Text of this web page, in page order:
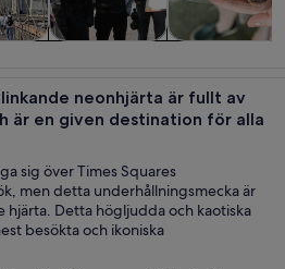
turer
neonhjärta är fullt av
är en given destination för alla
sig över Times Squares
men detta underhållningsmecka är
hjärta. Detta högljudda och kaotiska
besökta och ikoniska